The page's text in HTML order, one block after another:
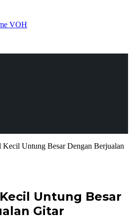
Kecil Untung Besar Dengan Berjualan
Untung Besar
Gitar